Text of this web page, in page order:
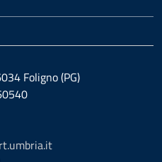
Foligno (PG)